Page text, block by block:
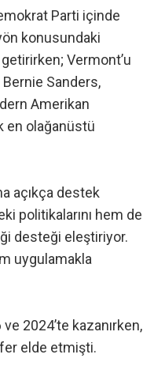
Parti içinde
konusundaki
Vermont’u
Sanders,
Amerikan
en olağanüstü
açıkça destek
politikalarını hem de
desteği eleştiriyor.
uygulamakla
2024’te kazanırken,
elde etmişti.